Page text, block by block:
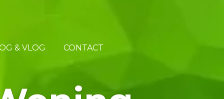
& VLOG CONTACT